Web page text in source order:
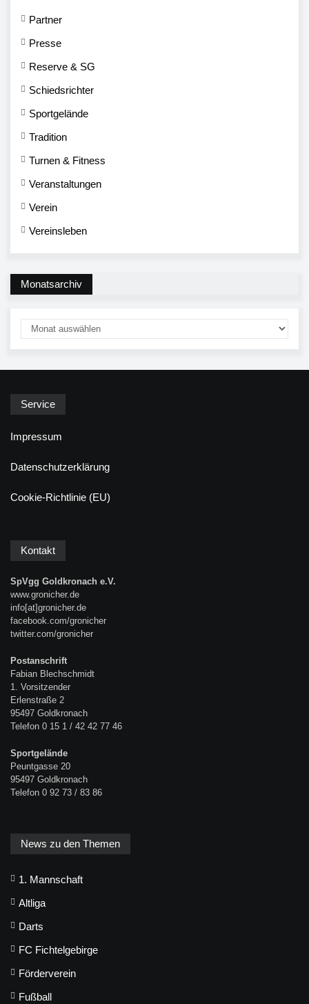
Partner
Presse
Reserve & SG
Schiedsrichter
Sportgelände
Tradition
Turnen & Fitness
Veranstaltungen
Verein
Vereinsleben
Monatsarchiv
Service
Impressum
Datenschutzerklärung
Cookie-Richtlinie (EU)
Kontakt
SpVgg Goldkronach e.V.
www.gronicher.de
info[at]gronicher.de
facebook.com/gronicher
twitter.com/gronicher
Postanschrift
Fabian Blechschmidt
1. Vorsitzender
Erlenstraße 2
95497 Goldkronach
Telefon 0 15 1 / 42 42 77 46
Sportgelände
Peuntgasse 20
95497 Goldkronach
Telefon 0 92 73 / 83 86
News zu den Themen
1. Mannschaft
Altliga
Darts
FC Fichtelgebirge
Förderverein
Fußball